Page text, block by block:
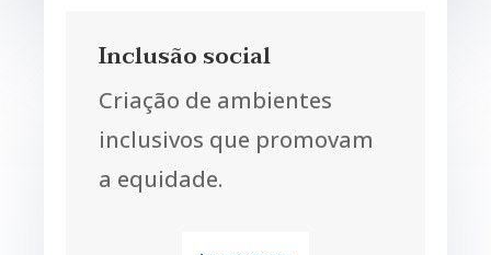
Inclusão social
Criação de ambientes
inclusivos que promovam
a equidade.